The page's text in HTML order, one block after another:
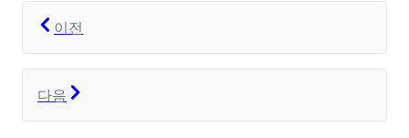
이전
다음